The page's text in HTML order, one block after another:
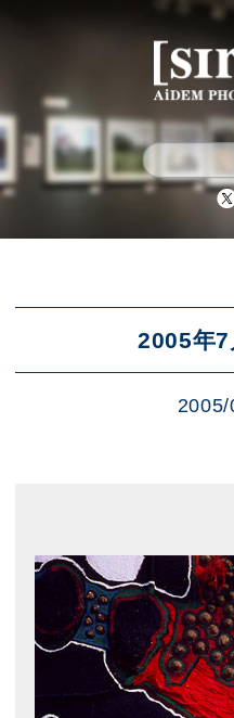
2005年7
2005/
シリウスについて
展示スケジュール